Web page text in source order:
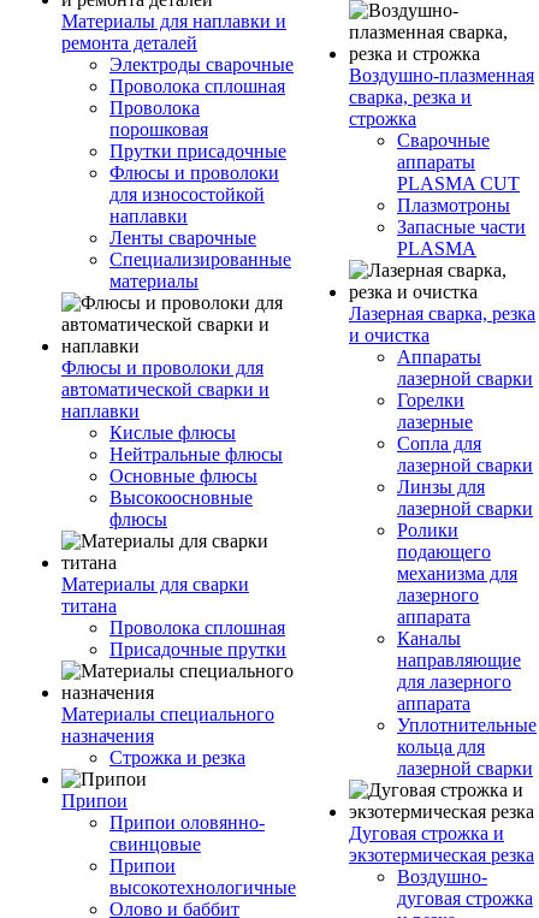
Материалы для наплавки и
ремонта деталей
Электроды сварочные
Проволока сплошная
Проволока
порошковая
Прутки присадочные
Флюсы и проволоки
для износостойкой
наплавки
Ленты сварочные
Специализированные
материалы
Флюсы и проволоки для
автоматической сварки и
наплавки
Кислые флюсы
Нейтральные флюсы
Основные флюсы
Высокоосновные
флюсы
Материалы для сварки
титана
Проволока сплошная
Присадочные прутки
Материалы специального
назначения
Строжка и резка
Припои
Припои оловянно-
свинцовые
Припои
высокотехнологичные
Олово и баббит
Воздушно-плазменная
сварка, резка и
строжка
Сварочные
аппараты
PLASMA CUT
Плазмотроны
Запасные части
PLASMA
Лазерная сварка, резка
и очистка
Аппараты
лазерной сварки
Горелки
лазерные
Сопла для
лазерной сварки
Линзы для
лазерной сварки
Ролики
подающего
механизма для
лазерного
аппарата
Каналы
направляющие
для лазерного
аппарата
Уплотнительные
кольца для
лазерной сварки
Дуговая строжка и
экзотермическая резка
Воздушно-
дуговая строжка